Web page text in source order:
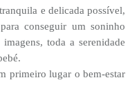
e delicada possível,
conseguir um soninho
toda a serenidade
primeiro lugar o bem-estar